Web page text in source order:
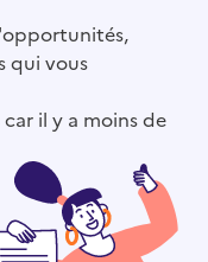
qui vous
il y a moins de